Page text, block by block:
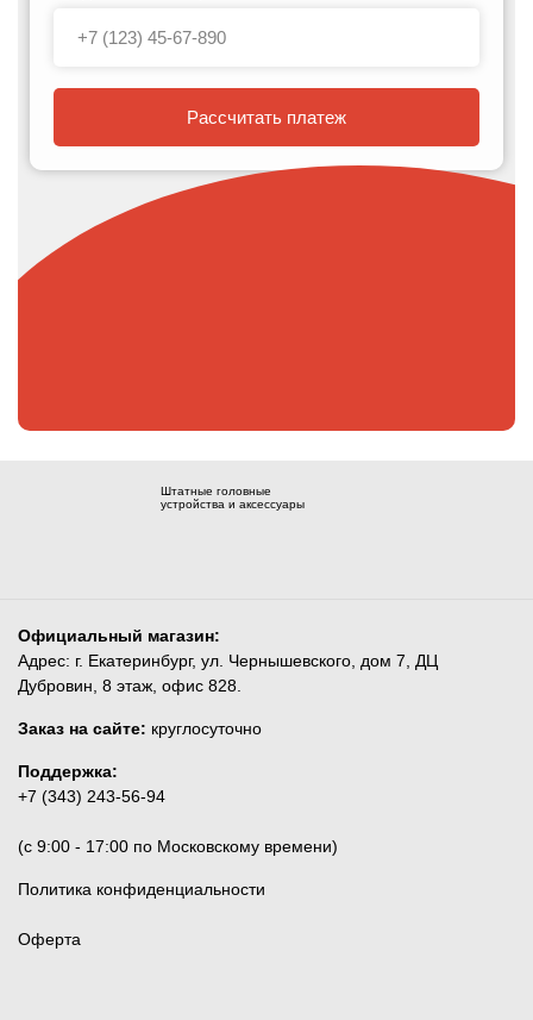
Рассчитать платеж
Штатные головные
устройства и аксессуары
Официальный магазин:
Адрес: г. Екатеринбург, ул. Чернышевского, дом 7, ДЦ
Дубровин, 8 этаж, офис 828.
Заказ на сайте: круглосуточно
Поддержка:
+7 (343) 243-56-94
(c 9:00 - 17:00 по Московскому времени)
Политика конфиденциальности
Оферта